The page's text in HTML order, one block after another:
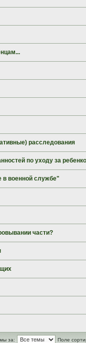
расследования
по уходу за
в военной службе"
части?
за: Поле